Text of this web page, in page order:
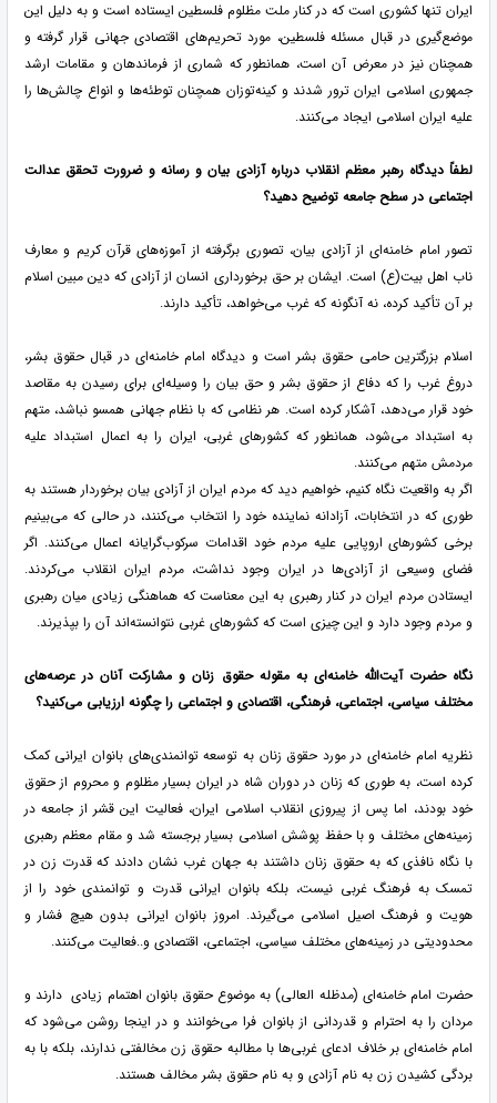
ایران تنها کشوری است که در کنار ملت مظلوم فلسطین ایستاده است و به دلیل این
موضع‌گیری در قبال مسئله فلسطین، مورد تحریم‌های اقتصادی جهانی قرار گرفته و
همچنان نیز در معرض آن است، همانطور که شماری از فرماندهان و مقامات ارشد
جمهوری اسلامی ایران ترور شدند و کینه‌توزان همچنان توطئه‌ها و انواع چالش‌ها را
علیه ایران اسلامی ایجاد می‌کنند.
لطفاً دیدگاه رهبر معظم انقلاب درباره آزادی بیان و رسانه و ضرورت تحقق عدالت
اجتماعی در سطح جامعه توضیح دهید؟
تصور امام خامنه‌ای از آزادی بیان، تصوری برگرفته از آموزه‌های قرآن کریم و معارف
ناب اهل بیت(ع) است. ایشان بر حق برخورداری انسان از آزادی که دین مبین اسلام
بر آن تأکید کرده، نه آنگونه که غرب می‌خواهد، تأکید دارند.
اسلام بزرگترین حامی حقوق بشر است و دیدگاه امام خامنه‌ای در قبال حقوق بشر،
دروغ غرب را که دفاع از حقوق بشر و حق بیان را وسیله‌ای برای رسیدن به مقاصد
خود قرار می‌دهد، آشکار کرده است. هر نظامی که با نظام جهانی همسو نباشد، متهم
به استبداد می‌شود، همانطور که کشورهای غربی، ایران را به اعمال استبداد علیه
مردمش متهم می‌کنند.
اگر به واقعیت نگاه کنیم، خواهیم دید که مردم ایران از آزادی بیان برخوردار هستند به
طوری که در انتخابات، آزادانه نماینده خود را انتخاب می‌کنند، در حالی که می‌بینیم
برخی کشورهای اروپایی علیه مردم خود اقدامات سرکوب‌گرایانه اعمال می‌کنند. اگر
فضای وسیعی از آزادی‌ها در ایران وجود نداشت، مردم ایران انقلاب می‌کردند.
ایستادن مردم ایران در کنار رهبری به این معناست که هماهنگی زیادی میان رهبری
و مردم وجود دارد و این چیزی است که کشورهای غربی نتوانسته‌اند آن را بپذیرند.
نگاه حضرت آیت‌الله خامنه‌ای به مقوله حقوق زنان و مشارکت آنان در عرصه‌های
مختلف سیاسی، اجتماعی، فرهنگی، اقتصادی و اجتماعی را چگونه ارزیابی می‌کنید؟
نظریه امام خامنه‌ای در مورد حقوق زنان به توسعه توانمندی‌های بانوان ایرانی کمک
کرده است، به طوری که زنان در دوران شاه در ایران بسیار مظلوم و محروم از حقوق
خود بودند، اما پس از پیروزی انقلاب اسلامی ایران، فعالیت این قشر از جامعه در
زمینه‌های مختلف و با حفظ پوشش اسلامی بسیار برجسته شد و مقام معظم رهبری
با نگاه نافذی که به حقوق زنان داشتند به جهان غرب نشان دادند که قدرت زن در
تمسک به فرهنگ غربی نیست، بلکه بانوان ایرانی قدرت و توانمندی خود را از
هویت و فرهنگ اصیل اسلامی می‌گیرند. امروز بانوان ایرانی بدون هیچ فشار و
محدودیتی در زمینه‌های مختلف سیاسی، اجتماعی، اقتصادی و..فعالیت می‌کنند.
حضرت امام خامنه‌ای (مدظله العالی) به موضوع حقوق بانوان اهتمام زیادی دارند و
مردان را به احترام و قدردانی از بانوان فرا می‌خوانند و در اینجا روشن می‌شود که
امام خامنه‌ای بر خلاف ادعای غربی‌ها با مطالبه حقوق زن مخالفتی ندارند، بلکه با به
بردگی کشیدن زن به نام آزادی و به نام حقوق بشر مخالف هستند.